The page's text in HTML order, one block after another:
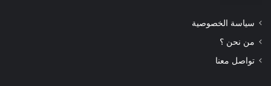
سياسة الخصوصية
من نحن ؟
تواصل معنا